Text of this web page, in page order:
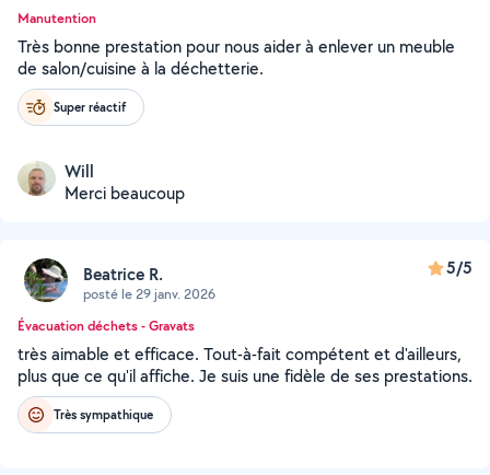
Manutention
Très bonne prestation pour nous aider à enlever un meuble
de salon/cuisine à la déchetterie.
Super réactif
Will
Merci beaucoup
Beatrice R.
posté le 29 janv. 2026
5/5
Évacuation déchets - Gravats
très aimable et efficace. Tout-à-fait compétent et d'ailleurs,
plus que ce qu'il affiche. Je suis une fidèle de ses prestations.
Très sympathique